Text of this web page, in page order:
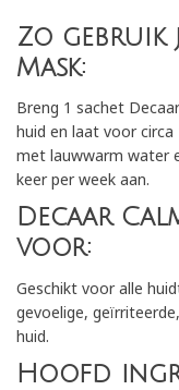
Zo gebruik
Mask:
Breng 1 sachet
huid en laat voor
met lauwwarm water
keer per week aan.
Decaar
voor:
Geschikt voor alle
gevoelige,
huid.
Hoofd